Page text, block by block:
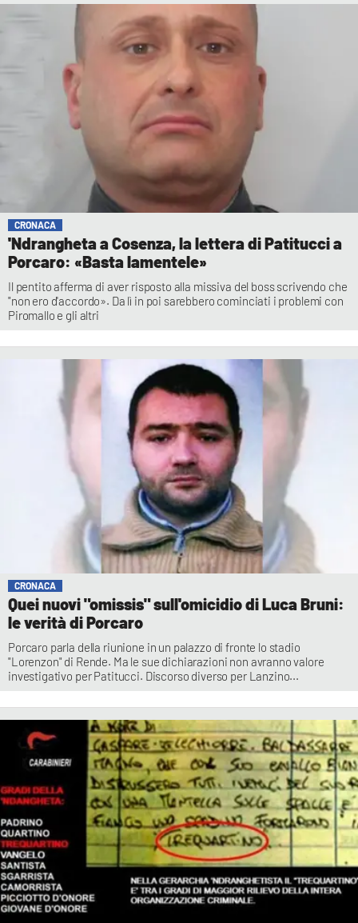
CRONACA
'Ndrangheta a Cosenza, la lettera di Patitucci a
Porcaro: «Basta lamentele»
Il pentito afferma di aver risposto alla missiva del boss scrivendo che
"non ero d'accordo». Da lì in poi sarebbero cominciati i problemi con
Piromallo e gli altri
CRONACA
Quei nuovi "omissis" sull'omicidio di Luca Bruni:
le verità di Porcaro
Porcaro parla della riunione in un palazzo di fronte lo stadio
"Lorenzon" di Rende. Ma le sue dichiarazioni non avranno valore
investigativo per Patitucci. Discorso diverso per Lanzino...